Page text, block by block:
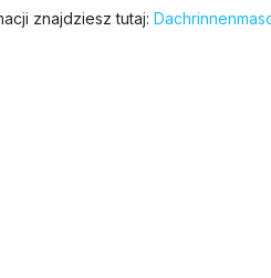
znajdziesz tutaj: